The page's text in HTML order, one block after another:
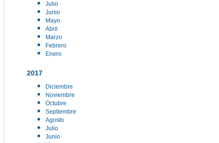
Julio
Junio
Mayo
Abril
Marzo
Febrero
Enero
2017
Diciembre
Noviembre
Octubre
Septiembre
Agosto
Julio
Junio